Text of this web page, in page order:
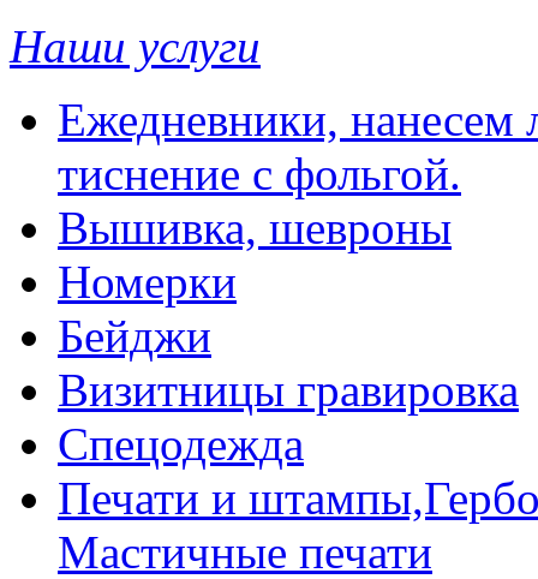
Наши услуги
Ежедневники, нанесем
тиснение с фольгой.
Вышивка, шевроны
Номерки
Бейджи
Визитницы гравировка
Спецодежда
Печати и
Мастичные печати